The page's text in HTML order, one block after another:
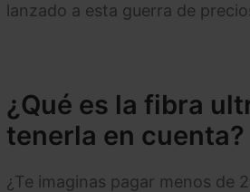
lanzado a esta guerra de
¿Qué es la fibra
tenerla en cuenta?
¿Te imaginas pagar menos de